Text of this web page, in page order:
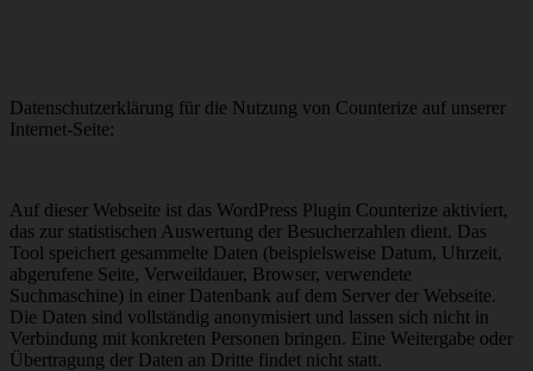
Datenschutzerklärung für die Nutzung von Counterize auf unserer
Internet-Seite:
Auf dieser Webseite ist das WordPress Plugin Counterize aktiviert,
das zur statistischen Auswertung der Besucherzahlen dient. Das
Tool speichert gesammelte Daten (beispielsweise Datum, Uhrzeit,
abgerufene Seite, Verweildauer, Browser, verwendete
Suchmaschine) in einer Datenbank auf dem Server der Webseite.
Die Daten sind vollständig anonymisiert und lassen sich nicht in
Verbindung mit konkreten Personen bringen. Eine Weitergabe oder
Übertragung der Daten an Dritte findet nicht statt.